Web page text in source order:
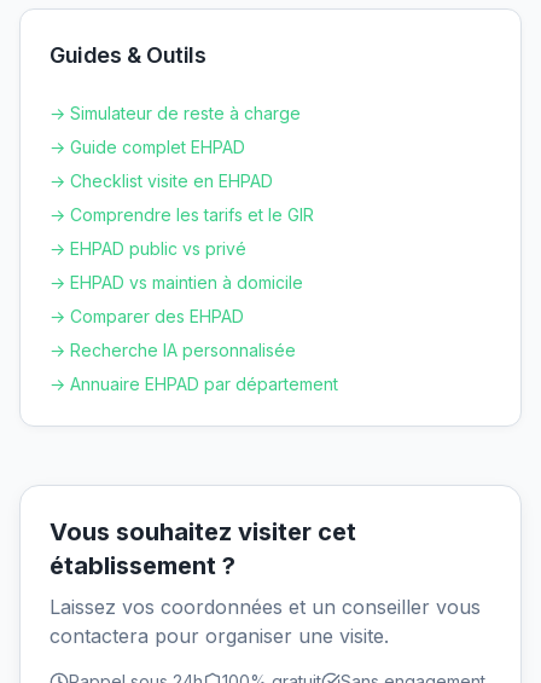
Guides & Outils
→ Simulateur de reste à charge
→ Guide complet EHPAD
→ Checklist visite en EHPAD
→ Comprendre les tarifs et le GIR
→ EHPAD public vs privé
→ EHPAD vs maintien à domicile
→ Comparer des EHPAD
→ Recherche IA personnalisée
→ Annuaire EHPAD par département
Vous souhaitez visiter cet
établissement ?
Laissez vos coordonnées et un conseiller vous
contactera pour organiser une visite.